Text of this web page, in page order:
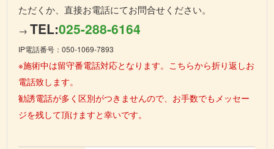
ただくか、直接お電話にてお問合せください。
→TEL:025-288-6164
IP電話番号：050-1069-7893
※施術中は留守番電話対応となります。こちらから折り返しお
電話致します。
勧誘電話が多く区別がつきませんので、お手数でもメッセー
ジを残して頂けますと幸いです。